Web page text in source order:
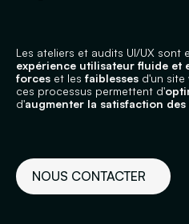
Les ateliers et audits UI/UX sont
expérience utilisateur fluide et
forces et les faiblesses d'un
ces processus permettent d'
d'augmenter la satisfaction
NOUS CONTACTER